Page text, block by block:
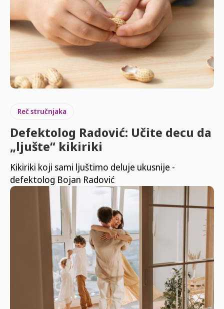
Reč stručnjaka
Defektolog Radović: Učite decu da
„ljušte“ kikiriki
Kikiriki koji sami ljuštimo deluje ukusnije -
defektolog Bojan Radović